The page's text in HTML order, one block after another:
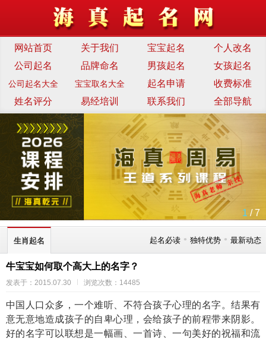
网站首页 关于我们 宝宝起名
个人改名
公司起名
品牌命名 男孩起名 女孩起名
公司起名大全 宝宝取名大全 起名申请
收费标准
姓名评分
易经培训 联系我们 全部导航
1 / 7
生肖起名 起名必读 • 独特优势 • 最新动态
牛宝宝如何取个高大上的名字？
发表于：2015.07.30 浏览次数：14485
中国人口众多，一个难听、不符合孩子心理的名字。结果有
意无意地造成孩子的自卑心理，会给孩子的前程带来阴影。
好的名字可以联想是一幅画、一首诗、一句美好的祝福和流